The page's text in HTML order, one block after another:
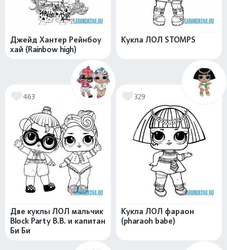
Джейд Хантер Рейнбоу
хай (Rainbow high)
Кукла ЛОЛ STOMPS
463
Две куклы ЛОЛ мальчик
Block Party B.B. и капитан
Би Би
329
Кукла ЛОЛ фараон
(pharaoh babe)